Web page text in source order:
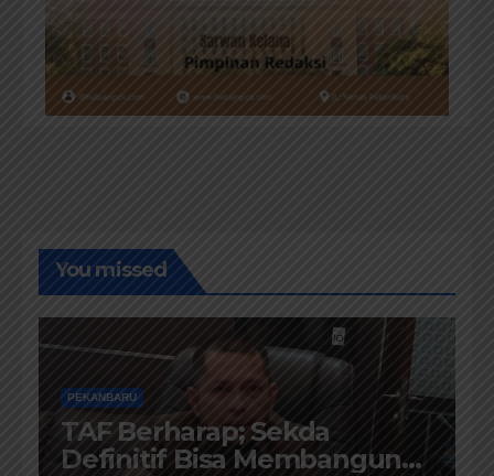
You missed
PEKANBARU
TAF Berharap; Sekda
Definitif Bisa Membangun